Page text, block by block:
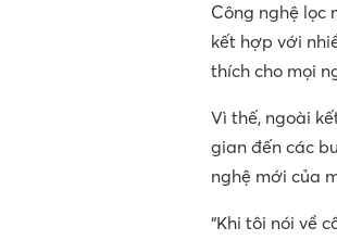
Công nghệ lọc
kết hợp với
thích cho mọi
Vì thế, ngoài
gian đến các
nghệ mới của
“Khi tôi nói về